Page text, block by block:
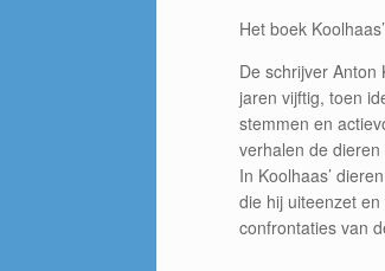
Het boek
De schrijver
jaren vijftig, toen
stemmen en
verhalen de
In Koolhaas’
die hij uiteenzet
confrontaties van